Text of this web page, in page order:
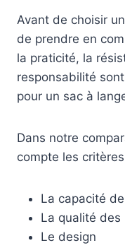
Avant de choisir
de prendre en
la praticité, la
responsabilité
pour un sac à
Dans notre
compte les
La capacité
La qualité des
Le design